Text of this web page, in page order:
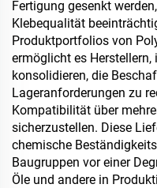
Fertigung gesenkt
Klebequalität
Produktportfolios von
ermöglicht es
konsolidieren, die
Lageranforderungen zu
Kompatibilität über
sicherzustellen. Diese
chemische
Baugruppen vor einer
Öle und andere in